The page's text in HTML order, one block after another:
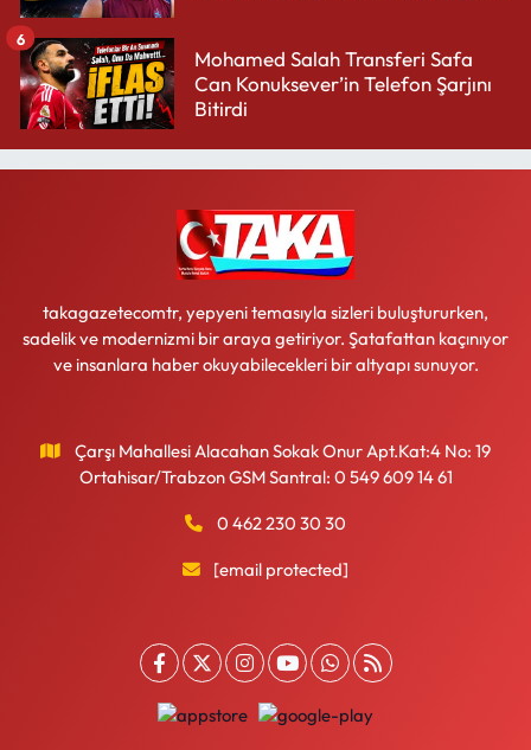
Mohamed Salah Transferi Safa
Can Konuksever’in Telefon Şarjını
Bitirdi
6
takagazetecomtr, yepyeni temasıyla sizleri buluştururken,
sadelik ve modernizmi bir araya getiriyor. Şatafattan kaçınıyor
ve insanlara haber okuyabilecekleri bir altyapı sunuyor.
Çarşı Mahallesi Alacahan Sokak Onur Apt.Kat:4 No: 19
Ortahisar/Trabzon GSM Santral: 0 549 609 14 61
0 462 230 30 30
[email protected]